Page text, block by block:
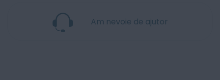
Am nevoie de ajutor